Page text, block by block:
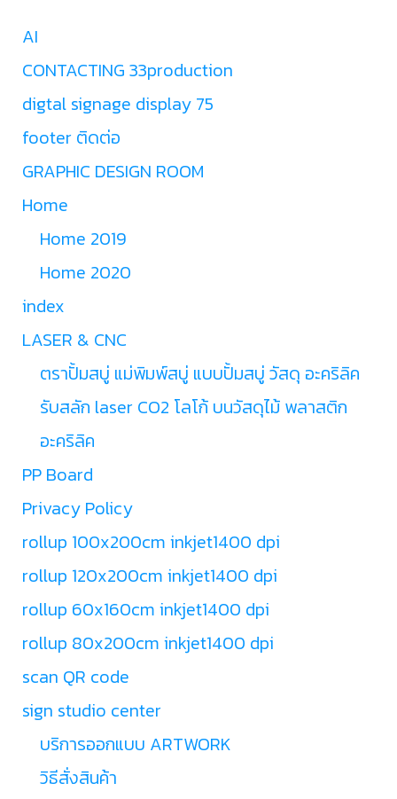
AI
CONTACTING 33production
digtal signage display 75
footer ติดต่อ
GRAPHIC DESIGN ROOM
Home
Home 2019
Home 2020
index
LASER & CNC
ตราปั้มสบู่ แม่พิมพ์สบู่ แบบปั้มสบู่ วัสดุ อะคริลิค
รับสลัก laser CO2 โลโก้ บนวัสดุไม้ พลาสติก
อะคริลิค
PP Board
Privacy Policy
rollup 100x200cm inkjet1400 dpi
rollup 120x200cm inkjet1400 dpi
rollup 60x160cm inkjet1400 dpi
rollup 80x200cm inkjet1400 dpi
scan QR code
sign studio center
บริการออกแบบ ARTWORK
วิธีสั่งสินค้า